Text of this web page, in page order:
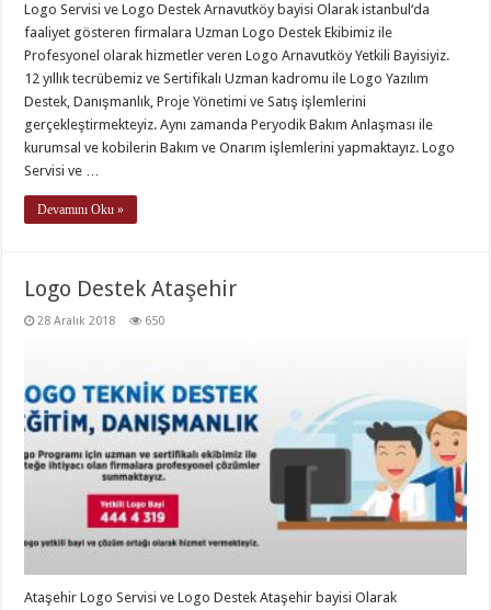
Logo Servisi ve Logo Destek Arnavutköy bayisi Olarak istanbul‘da
faaliyet gösteren firmalara Uzman Logo Destek Ekibimiz ile
Profesyonel olarak hizmetler veren Logo Arnavutköy Yetkili Bayisiyiz.
12 yıllık tecrübemiz ve Sertifikalı Uzman kadromu ile Logo Yazılım
Destek, Danışmanlık, Proje Yönetimi ve Satış işlemlerini
gerçekleştirmekteyiz. Aynı zamanda Peryodik Bakım Anlaşması ile
kurumsal ve kobilerin Bakım ve Onarım işlemlerini yapmaktayız. Logo
Servisi ve …
Devamını Oku »
Logo Destek Ataşehir
28 Aralık 2018 650
Ataşehir Logo Servisi ve Logo Destek Ataşehir bayisi Olarak